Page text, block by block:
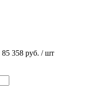
85 358 руб. / шт